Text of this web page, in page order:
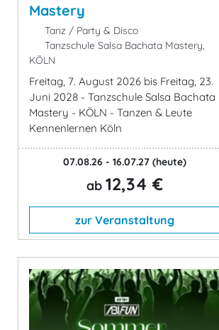
Mastery
Tanz / Party & Disco
Tanzschule Salsa Bachata Mastery,
KÖLN
Freitag, 7. August 2026 bis Freitag, 23.
Juni 2028 - Tanzschule Salsa Bachata
Mastery - KÖLN - Tanzen & Leute
Kennenlernen Köln
07.08.26 - 16.07.27 (heute)
ab 12,34 €
zur Veranstaltung